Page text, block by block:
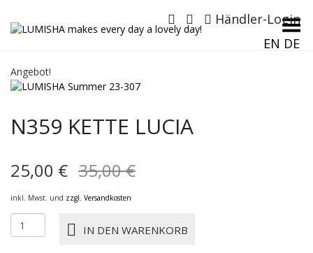
Händler-Login
EN DE
Menü umschalten
Angebot!
N359 KETTE LUCIA
35,00€Ursprünglicher
35,00 €
25,00 €
Aktueller
25,00 €.
inkl. Mwst. und zzgl. Versandkosten
N359
KETTE
IN DEN WARENKORB